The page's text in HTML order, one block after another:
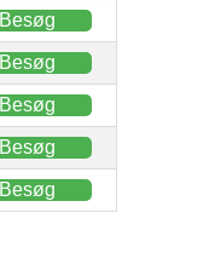
Besøg
Besøg
Besøg
Besøg
Besøg